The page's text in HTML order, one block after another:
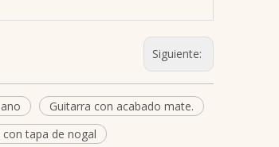
Siguiente:
Guitarra con acabado mate.
con tapa de nogal